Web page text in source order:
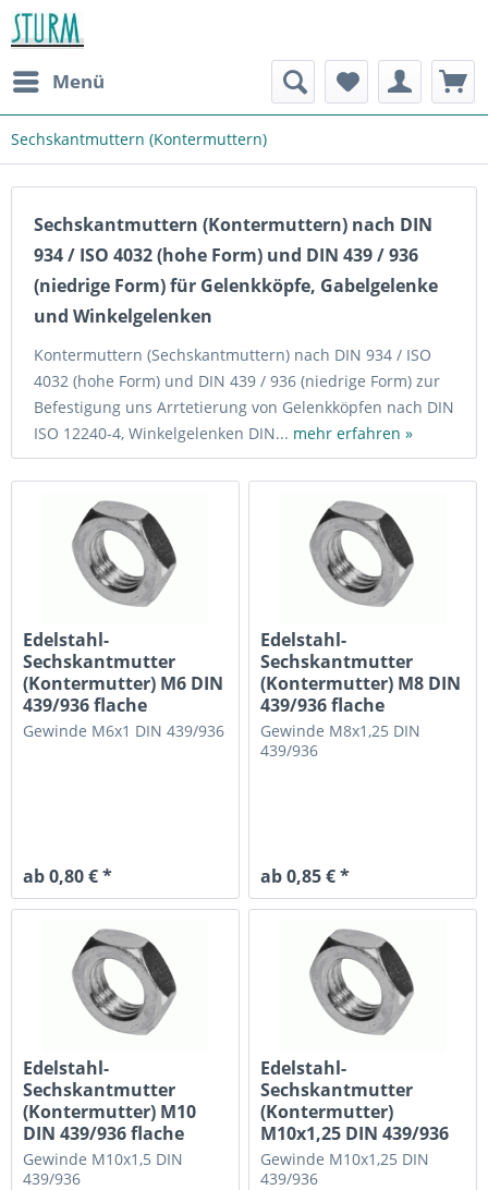
Menü
Sechskantmuttern (Kontermuttern)
Sechskantmuttern (Kontermuttern) nach DIN
934 / ISO 4032 (hohe Form) und DIN 439 / 936
(niedrige Form) für Gelenkköpfe, Gabelgelenke
und Winkelgelenken
Kontermuttern (Sechskantmuttern) nach DIN 934 / ISO
4032 (hohe Form) und DIN 439 / 936 (niedrige Form) zur
Befestigung uns Arrtetierung von Gelenkköpfen nach DIN
ISO 12240-4, Winkelgelenken DIN... mehr erfahren »
Edelstahl-
Sechskantmutter
(Kontermutter) M6 DIN
439/936 flache
Ausführung
Gewinde M6x1 DIN 439/936
ab 0,80 € *
Edelstahl-
Sechskantmutter
(Kontermutter) M8 DIN
439/936 flache
Ausführung
Gewinde M8x1,25 DIN
439/936
ab 0,85 € *
Edelstahl-
Sechskantmutter
(Kontermutter) M10
DIN 439/936 flache
Ausführung
Gewinde M10x1,5 DIN
439/936
Edelstahl-
Sechskantmutter
(Kontermutter)
M10x1,25 DIN 439/936
flache Ausführung
Gewinde M10x1,25 DIN
439/936